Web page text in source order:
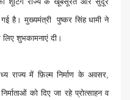
गई है। मुख्यमंत्री पुष्कर सिंह धामी ने
शुभकामनाएं दी।
राज्य में फ़िल्म निर्माण के अवसर,
को दिए जा रहे प्रोत्साहन व